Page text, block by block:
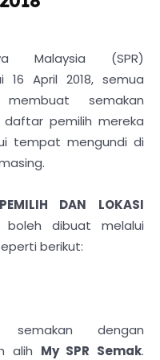
Malaysia (SPR)
16 April 2018, semua
semakan
pemilih mereka
tempat mengundi di
DAN LOKASI
boleh dibuat melalui
berikut:
dengan
alih My SPR Semak.